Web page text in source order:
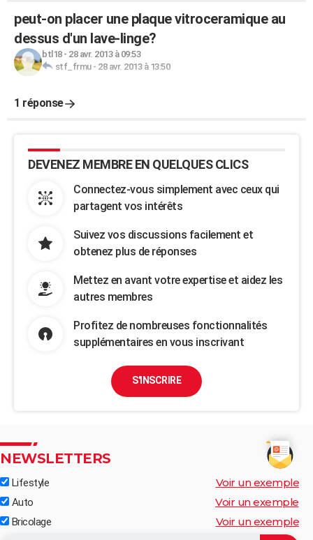
peut-on placer une plaque vitroceramique au
dessus d'un lave-linge?
btl18- 28 avr. 2013 à 09:53
stf_frmu- 28 avr. 2013 à 13:50
1 réponse
DEVENEZ MEMBRE EN QUELQUES CLICS
Connectez-vous simplement avec ceux qui
partagent vos intérêts
Suivez vos discussions facilement et
obtenez plus de réponses
Mettez en avant votre expertise et aidez les
autres membres
Profitez de nombreuses fonctionnalités
supplémentaires en vous inscrivant
S'INSCRIRE
NEWSLETTERS
Lifestyle Voir un exemple
Auto Voir un exemple
Bricolage Voir un exemple